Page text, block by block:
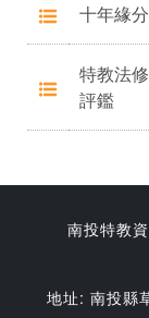
十年緣
特教法
評鑑
南投特教
地址: 南投縣